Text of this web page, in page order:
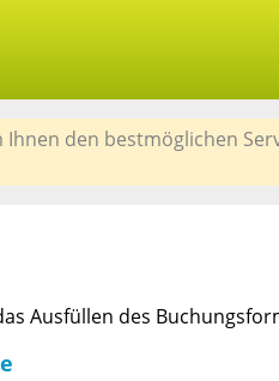
den bestmöglichen
Ausfüllen des